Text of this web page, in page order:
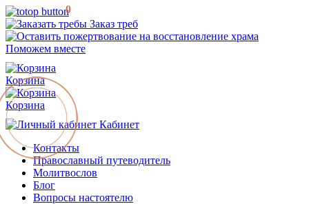
Заказ треб
Поможем вместе
Корзина
Корзина
0
Кабинет
Контакты
Православный путеводитель
Молитвослов
Блог
Вопросы настоятелю